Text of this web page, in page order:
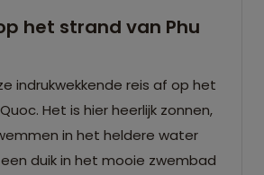
het strand van Phu
indrukwekkende reis af op het
Het is hier heerlijk zonnen,
in het heldere water
duik in het mooie zwembad